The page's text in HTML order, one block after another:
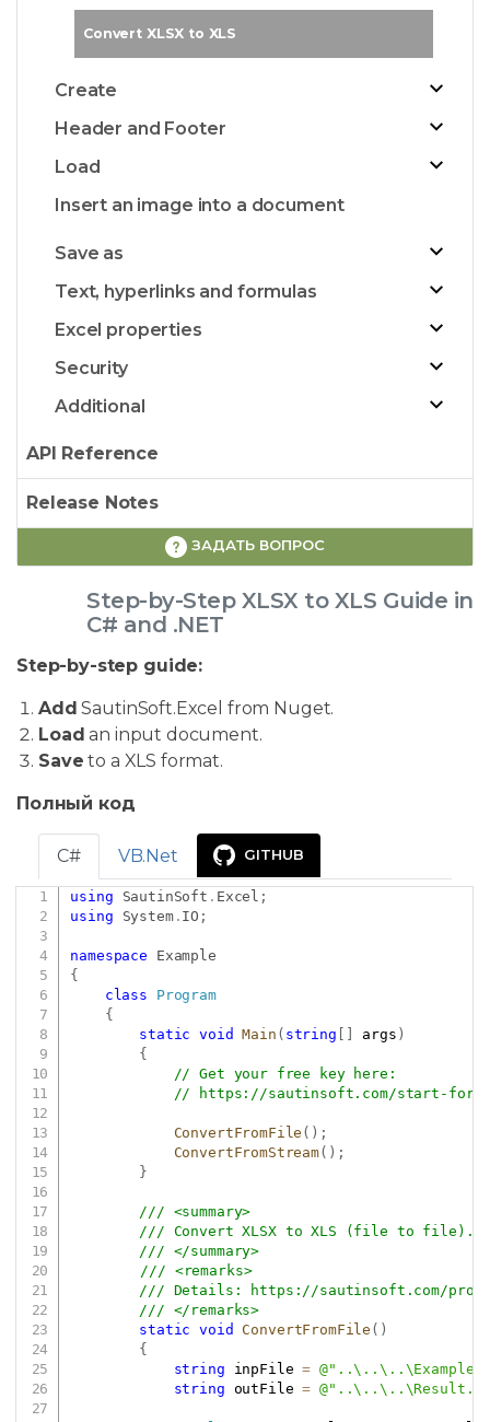
Convert XLSX to XLS
Create
Header and Footer
Load
Insert an image into a document
Save as
Text, hyperlinks and formulas
Excel properties
Security
Additional
API Reference
Release Notes
ЗАДАТЬ ВОПРОС
Step-by-Step XLSX to XLS Guide in
C# and .NET
Step-by-step guide:
Add SautinSoft.Excel from Nuget.
Load an input document.
Save to a XLS format.
Полный код
C# VB.Net GITHUB
using SautinSoft . Excel ;
using
System. IO ;
namespace
Example
{
class
Program
{
static
void Main ( string args )
{
// Get your free key here:
//
https://sautinsoft.com/start-for-
ConvertFromFile ( ) ;
ConvertFromStream( ) ;
}
/// <summary>
/// Convert XLSX to XLS (file to file).
/// </summary>
/// <remarks>
/// Details:
https://sautinsoft.com/
/// </remarks>
static
void ConvertFromFile ( )
{
string inpFile =
string outFile =